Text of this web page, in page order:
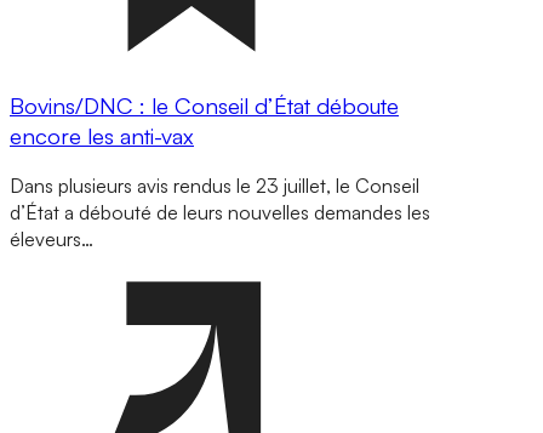
Bovins/DNC : le Conseil d’État déboute
encore les anti-vax
Dans plusieurs avis rendus le 23 juillet, le Conseil
d’État a débouté de leurs nouvelles demandes les
éleveurs…